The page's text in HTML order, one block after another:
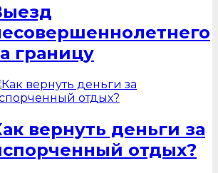
границу
вернуть деньги за
отдых?